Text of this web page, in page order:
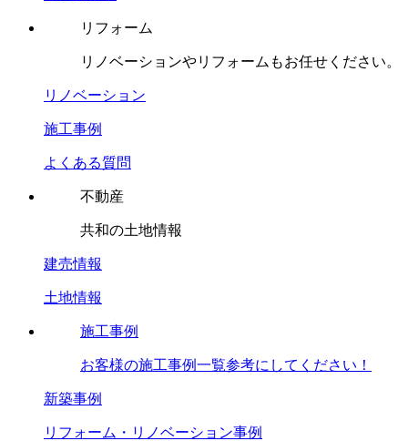
リフォーム
リノベーションやリフォームもお任せください。
リノベーション
施工事例
よくある質問
不動産
共和の土地情報
建売情報
土地情報
施工事例
お客様の施工事例一覧参考にしてください！
新築事例
リフォーム・リノベーション事例